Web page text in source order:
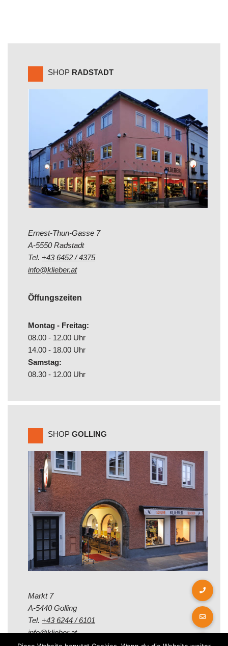
SHOP RADSTADT
Ernest-Thun-Gasse 7
A-5550 Radstadt
Tel. +43 6452 / 4375
info@klieber.at
Öffungszeiten
Montag - Freitag:
08.00 - 12.00 Uhr
14.00 - 18.00 Uhr
Samstag:
08.30 - 12.00 Uhr
SHOP GOLLING
Markt 7
A-5440 Golling
Tel. +43 6244 / 6101
info@klieber.at